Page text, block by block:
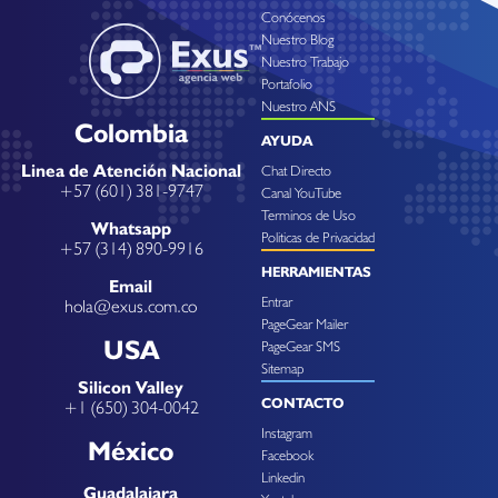
Colombia
Linea de Atención Nacional
+57 (601) 381-9747
Whatsapp
+57 (314) 890-9916
Email
hola@exus.com.co
USA
Silicon Valley
+1 (650) 304-0042
México
Guadalajara
Conócenos
Nuestro Blog
Nuestro Trabajo
Portafolio
Nuestro ANS
AYUDA
Chat Directo
Canal YouTube
Terminos de Uso
Politicas de Privacidad
HERRAMIENTAS
Entrar
PageGear Mailer
PageGear SMS
Sitemap
CONTACTO
Instagram
Facebook
Linkedin